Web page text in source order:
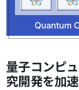
量子コンピ
究開発を加速